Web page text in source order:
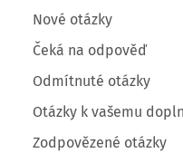
Nové otázky
Čeká na odpověď
Odmítnuté otázky
Otázky k vašemu
Zodpovězené otázky